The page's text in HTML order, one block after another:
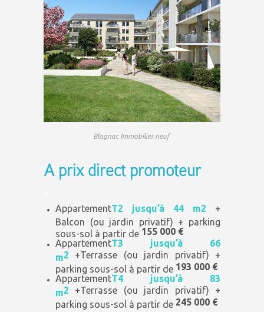
Blagnac Immobilier neuf
A prix direct promoteur
AppartementT2 jusqu’à 44 m2 +
Balcon (ou jardin privatif) + parking
sous-sol à partir de 155 000 €
AppartementT3 jusqu’à 66
m2 +Terrasse (ou jardin privatif) +
parking sous-sol à partir de 193 000 €
AppartementT4 jusqu’à 83
m2 +Terrasse (ou jardin privatif) +
parking sous-sol à partir de 245 000 €